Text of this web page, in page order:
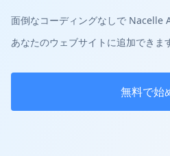
面倒なコーディングなしで
あなたのウェブサイトに追加できま
無料で始